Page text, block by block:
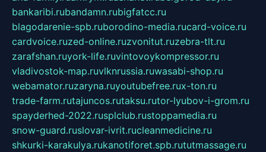
bankaribi.rubandamn.rubigfatcc.ru
blagodarenie-spb.ruborodino-media.rucard-voice.ru
cardvoice.ruzed-online.ruzvonitut.ruzebra-tlt.ru
zarafshan.ruyork-life.ruvintovoykompressor.ru
vladivostok-map.ruvlknrussia.ruwasabi-shop.ru
webamator.ruzaryna.ruyoutubefree.rux-ton.ru
trade-farm.rutajuncos.rutaksu.rutor-lyubov-i-grom.ru
spayderhed-2022.rusplclub.rustoppamedia.ru
snow-guard.ruslovar-ivrit.rucleanmedicine.ru
shkurki-karakulya.rukanotiforet.spb.rututmassage.ru